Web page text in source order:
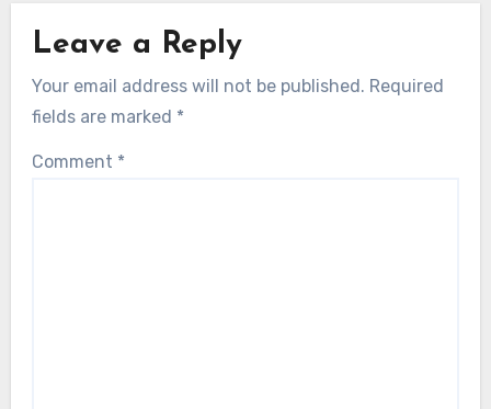
Leave a Reply
Your email address will not be published. Required
fields are marked *
Comment *